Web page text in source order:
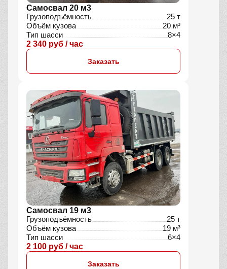
Самосвал 20 м3
Грузоподъёмность
25 т
Объём кузова
20 м³
Тип шасси
8×4
2 340 руб / час
Заказать
Самосвал 19 м3
Грузоподъёмность
25 т
Объём кузова
19 м³
Тип шасси
6×4
2 100 руб / час
Заказать